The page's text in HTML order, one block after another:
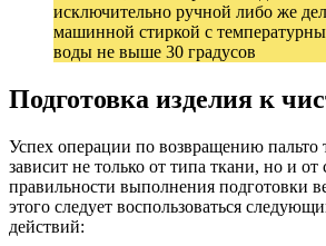
исключительно ручной либо же
машинной стиркой с
воды не выше 30 градусов
Подготовка изделия к
Успех операции по возвращению пальто
зависит не только от типа ткани, но и
правильности выполнения подготовки
этого следует воспользоваться
действий: